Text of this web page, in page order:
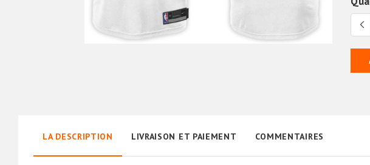
LA DESCRIPTION LIVRAISON ET PAIEMENT COMMENTAIRES